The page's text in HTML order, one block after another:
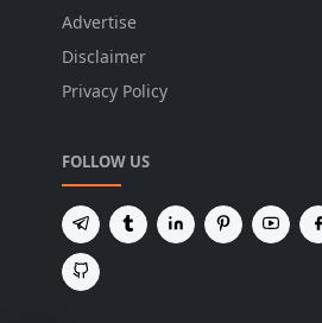
Advertise
Disclaimer
Privacy Policy
FOLLOW US